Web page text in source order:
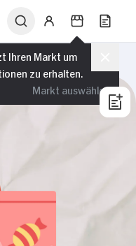
Ihren Markt um
zu erhalten.
Markt auswählen